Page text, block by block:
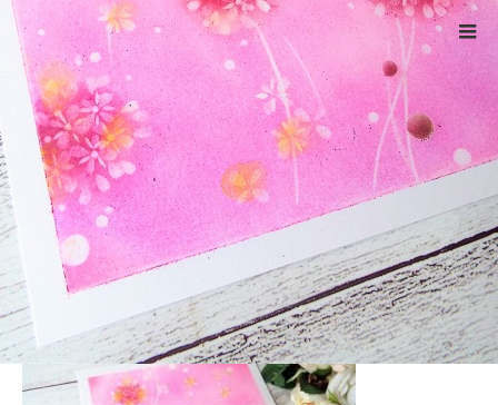
ホーム 4101
Warning: ltrim() expects parameter 1 to be string, object given
/home/xs524725/reiki-kumamoto.com/public_html/wp-
includes/formatting.phpon line4343
4101
2021.02.5